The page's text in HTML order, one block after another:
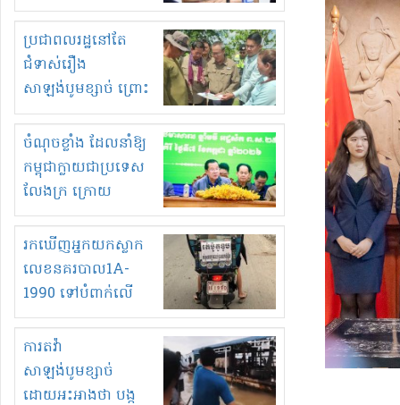
ព្រំដែនភ្នំឌិន និងឈ្មួញ
មួយចំនួនទៀត
កំពង់តែគុបគិតគ្នា
ធ្វើសកម្មភាពរកស៊ីនិង
ស្តុកទំនិញគេចពន្ធ?
ប្រជាពលរដ្ឋនៅតែ
ជំទាស់រឿង
សាឡង់បូមខ្សាច់ ព្រោះ
ខ្លាចបាក់ច្រាំងទៀត!
ចំណុចខ្លាំង ដែលនាំឱ្យ
កម្ពុជាក្លាយជាប្រទេស
លែងក្រ ក្រោយ
ឆ្នាំ២០៣០
រកឃើញអ្នកយកស្លាក
លេខនគរបាល1A-
1990 ទៅបំពាក់លើ
ម៉ូតូរបស់ខ្លួន ដាកផ្លាក
រត់ឌុបហើយ
ការតវ៉ា
សាឡង់បូមខ្សាច់
ដោយអះអាងថា បង្ក